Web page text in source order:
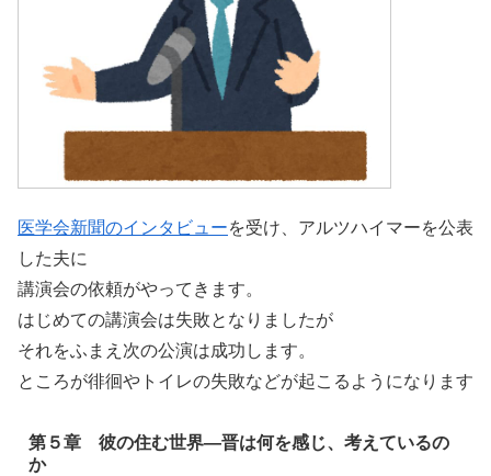
医学会新聞のインタビューを受け、アルツハイマーを公表
した夫に
講演会の依頼がやってきます。
はじめての講演会は失敗となりましたが
それをふまえ次の公演は成功します。
ところが徘徊やトイレの失敗などが起こるようになります
第５章 彼の住む世界―晋は何を感じ、考えているの
か